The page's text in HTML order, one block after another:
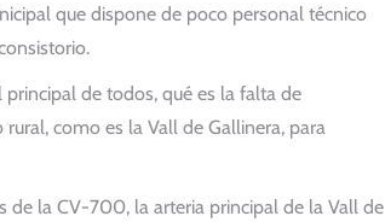
que dispone de poco personal técnico
de todos, qué es la falta de
como es la Vall de Gallinera, para
la CV-700, la arteria principal de la Vall de